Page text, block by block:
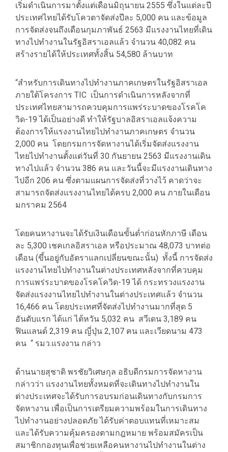
เริ่มดำเนินการมาตั้งแต่เดือนมิถุนายน 2555 ซึ่งในแต่ละปี
ประเทศไทยได้รับโควตาจัดส่งปีละ 5,000 คน และข้อมูล
การจัดส่งจนถึงเดือนกุมภาพันธ์ 2563 มีแรงงานไทยที่เดิน
ทางไปทำงานในรัฐอิสราเอลแล้ว จำนวน 40,082 คน
สร้างรายได้ให้ประเทศทั้งสิ้น 54,580 ล้านบาท
“สำหรับการเดินทางไปทำงานภาคเกษตรในรัฐอิสราเอล
ภายใต้โครงการ TIC เป็นการดำเนินการหลังจากที่
ประเทศไทยสามารถควบคุมการแพร่ระบาดของโรคโค
วิด-19 ได้เป็นอย่างดี ทำให้รัฐบาลอิสราเอลแจ้งความ
ต้องการให้แรงงานไทยไปทำงานภาคเกษตร จำนวน
2,000 คน โดยกรมการจัดหางานได้เริ่มจัดส่งแรงงาน
ไทยไปทำงานตั้งแต่วันที่ 30 กันยายน 2563 มีแรงงานเดิน
ทางไปแล้ว จำนวน 386 คน และวันนี้จะมีแรงงานเดินทาง
ไปอีก 206 คน ซึ่งตามแผนการจัดส่งที่วางไว้ คาดว่าจะ
สามารถจัดส่งแรงงานไทยได้ครบ 2,000 คน ภายในเดือน
มกราคม 2564
โดยคนหางานจะได้รับเงินเดือนขั้นต่ำก่อนหักภาษี เดือน
ละ 5,300 เชคเกลอิสราเอล หรือประมาณ 48,073 บาทต่อ
เดือน (ขึ้นอยู่กับอัตราแลกเปลี่ยนขณะนั้น) ทั้งนี้ การจัดส่ง
แรงงานไทยไปทำงานในต่างประเทศหลังจากที่ควบคุม
การแพร่ระบาดของโรคโควิด-19 ได้ กระทรวงแรงงาน
จัดส่งแรงงานไทยไปทำงานในต่างประเทศแล้ว จำนวน
16,466 คน โดยประเทศที่จัดส่งไปทำงานมากที่สุด 5
อันดับแรก ได้แก่ ไต้หวัน 5,032 คน สวีเดน 3,189 คน
ฟินแลนด์ 2,319 คน ญี่ปุ่น 2,107 คน และเวียดนาม 473
คน “ รมว.แรงงาน กล่าว
ด้านนายสุชาติ พรชัยวิเศษกุล อธิบดีกรมการจัดหางาน
กล่าวว่า แรงงานไทยทั้งหมดที่จะเดินทางไปทำงานใน
ต่างประเทศจะได้รับการอบรมก่อนเดินทางกับกรมการ
จัดหางาน เพื่อเป็นการเตรียมความพร้อมในการเดินทาง
ไปทำงานอย่างปลอดภัย ได้รับค่าตอบแทนที่เหมาะสม
และได้รับความคุ้มครองตามกฎหมาย พร้อมสมัครเป็น
สมาชิกกองทุนเพื่อช่วยเหลือคนหางานไปทำงานในต่าง